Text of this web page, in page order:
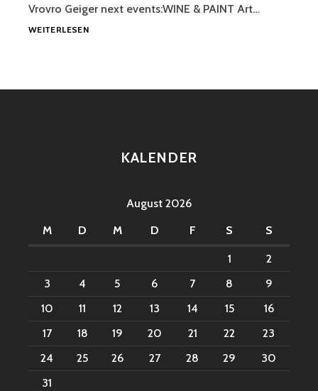
Vrovro Geiger next events:WINE & PAINT Art…
WEITERLESENWINE
KALENDER
August 2026
M
D M D F S S
1
2
3
4 5 6 7 8
9
10
11 12 13 14 15
16
17
18 19 20 21 22
23
24
25 26 27 28 29
30
31